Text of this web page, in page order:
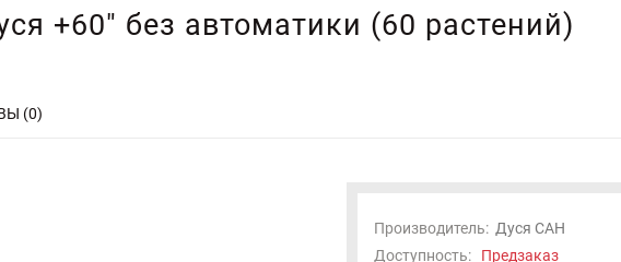
+60" без автоматики (60 растений)
(0)
Производитель: Дуся САН
Доступность: Предзаказ